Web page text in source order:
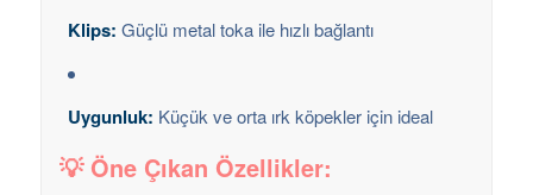
Klips: Güçlü metal toka ile hızlı bağlantı
Uygunluk: Küçük ve orta ırk köpekler için ideal
💡 Öne Çıkan Özellikler: